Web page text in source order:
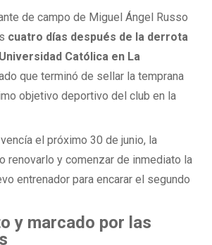
de campo de Miguel Ángel Russo
cuatro días después de la derrota
Católica en La
que terminó de sellar la temprana
objetivo deportivo del club en la
el próximo 30 de junio, la
renovarlo y comenzar de inmediato la
entrenador para encarar el segundo
y marcado por las